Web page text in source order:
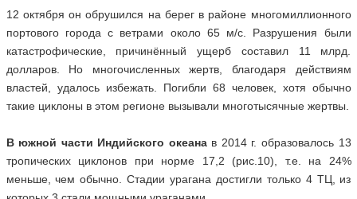
12 октября он обрушился на берег в районе многомиллионного
портового города с ветрами около 65 м/с. Разрушения были
катастрофические, причинённый ущерб составил 11 млрд.
долларов. Но многочисленных жертв, благодаря действиям
властей, удалось избежать. Погибли 68 человек, хотя обычно
такие циклоны в этом регионе вызывали многотысячные жертвы.
В южной части Индийского океанав 2014 г. образовалось 13
тропических циклонов при норме 17,2 (рис.10), т.е. на 24%
меньше, чем обычно. Стадии урагана достигли только 4 ТЦ, из